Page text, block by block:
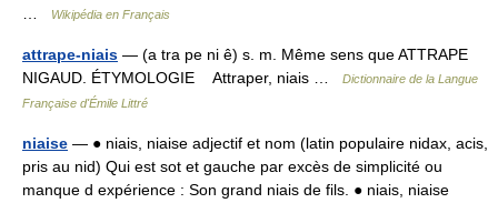
Wikipédia en Français
attrape-niais — (a tra pe ni ê) s. m. Même sens que ATTRAPE
NIGAUD. ÉTYMOLOGIE Attraper, niais …
Dictionnaire de la Langue
Française d'Émile Littré
niaise — ● niais, niaise adjectif et nom (latin populaire nidax, acis,
pris au nid) Qui est sot et gauche par excès de simplicité ou
manque d expérience : Son grand niais de fils. ● niais, niaise